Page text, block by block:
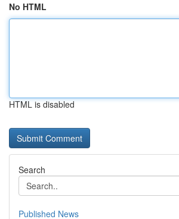
No HTML
HTML is disabled
Search
Published News